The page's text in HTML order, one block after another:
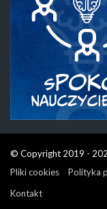
© Copyright 2019 -
Pliki cookies
Polityka
Kontakt